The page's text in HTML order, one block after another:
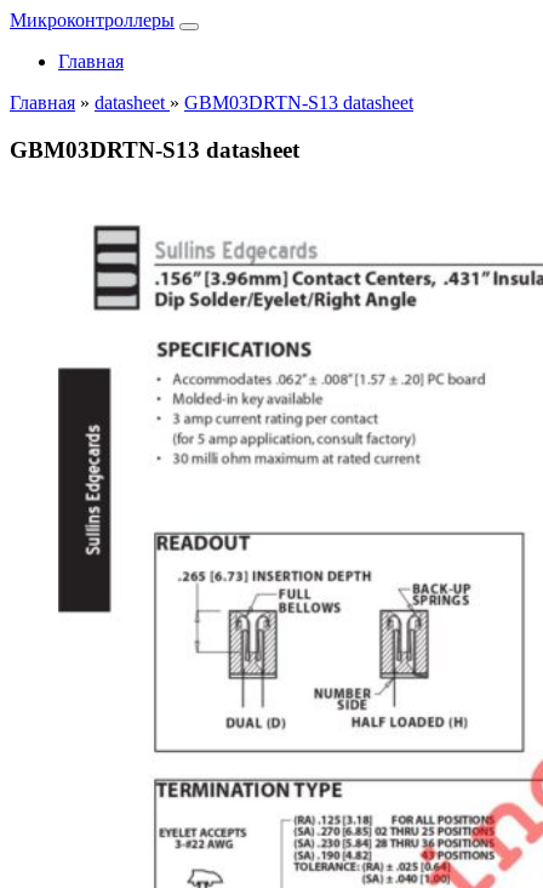
Микроконтроллеры
Главная
Главная » datasheet » GBM03DRTN-S13 datasheet
GBM03DRTN-S13 datasheet